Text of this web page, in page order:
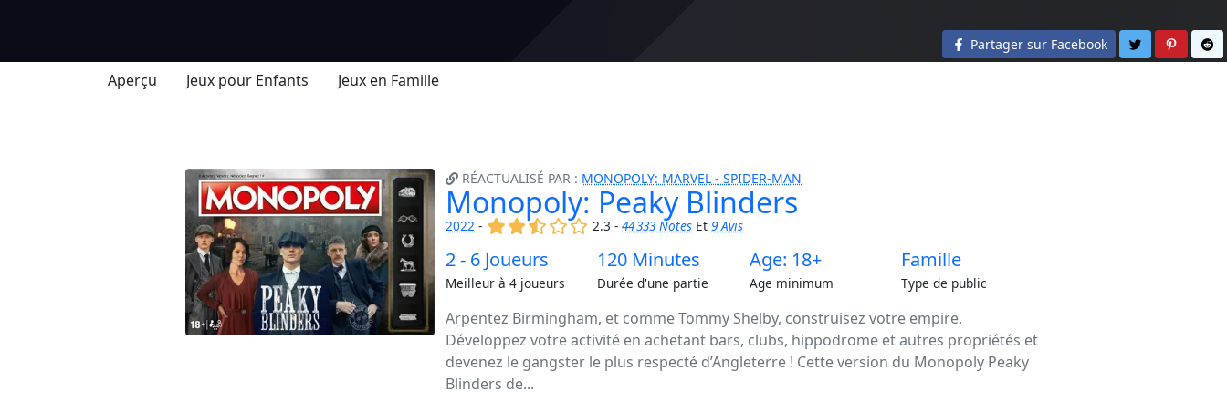
Partager sur Facebook Partager sur
Aperçu Jeux pour Enfants Jeux en Famille
RÉACTUALISÉ PAR : MONOPOLY: MARVEL - SPIDER-MAN
Monopoly: Peaky Blinders
2022 - (x) (x) (,) () ()
2.3 -44 333 Notes Et9 Avis
2 - 6 Joueurs
Meilleur à 4 joueurs
120 Minutes
Durée d'une partie
Age: 18+
Age minimum
Famille
Type de public
Arpentez Birmingham, et comme Tommy Shelby, construisez votre empire.
Développez votre activité en achetant bars, clubs, hippodrome et autres propriétés et
devenez le gangster le plus respecté d’Angleterre ! Cette version du Monopoly Peaky
Blinders de...